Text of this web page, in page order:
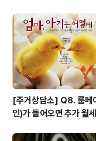
[주거상담소] Q8. 룸메
인)가 들어오면 추가 월